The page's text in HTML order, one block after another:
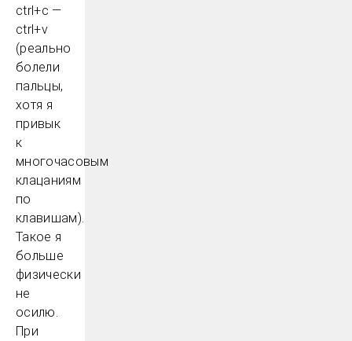
ctrl+c —
ctrl+v
(реально
болели
пальцы,
хотя я
привык
к
многочасовым
клацаниям
по
клавишам).
Такое я
больше
физически
не
осилю.
При